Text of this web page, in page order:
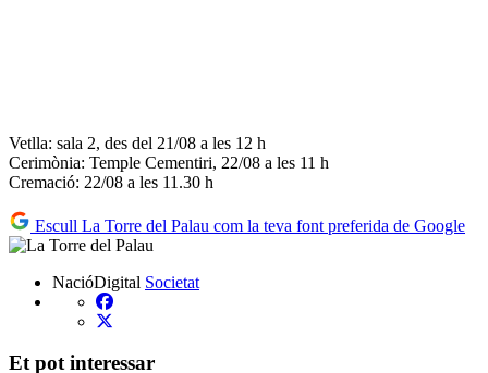
Vetlla: sala 2, des del 21/08 a les 12 h
Cerimònia: Temple Cementiri, 22/08 a les 11 h
Cremació: 22/08 a les 11.30 h
Escull La Torre del Palau com la teva font preferida de Google
NacióDigital Societat
Et pot interessar